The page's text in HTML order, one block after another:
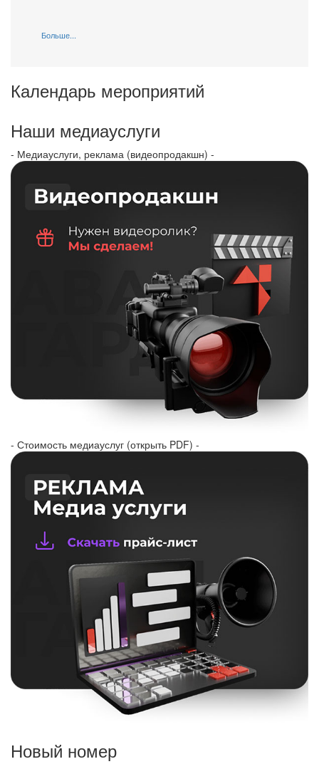
Больше...
Календарь мероприятий
Наши медиауслуги
- Медиауслуги, реклама (видеопродакшн) -
- Стоимость медиауслуг (открыть PDF) -
Новый номер